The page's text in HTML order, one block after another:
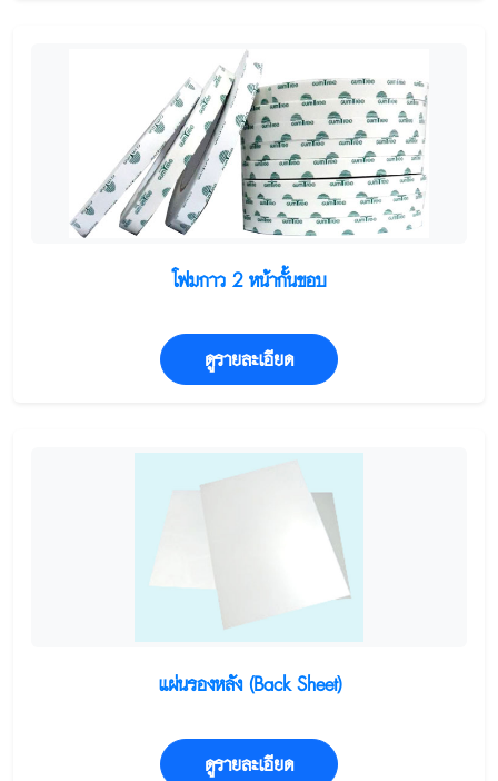
โฟมกาว 2 หน้ากั้นขอบ
ดูรายละเอียด
แผ่นรองหลัง (Back Sheet)
ดูรายละเอียด